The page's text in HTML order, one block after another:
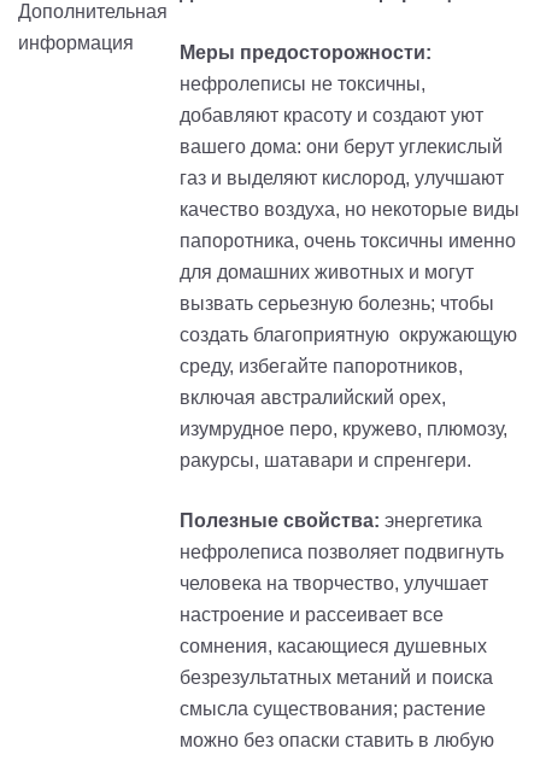
Меры предосторожности:
нефролеписы не токсичны,
добавляют красоту и создают уют
вашего дома: они берут углекислый
газ и выделяют кислород, улучшают
качество воздуха, но некоторые виды
папоротника, очень токсичны именно
для домашних животных и могут
вызвать серьезную болезнь; чтобы
создать благоприятную окружающую
среду, избегайте папоротников,
включая австралийский орех,
изумрудное перо, кружево, плюмозу,
ракурсы, шатавари и спренгери.
Полезные свойства: энергетика
нефролеписа позволяет подвигнуть
человека на творчество, улучшает
настроение и рассеивает все
сомнения, касающиеся душевных
безрезультатных метаний и поиска
смысла существования; растение
можно без опаски ставить в любую